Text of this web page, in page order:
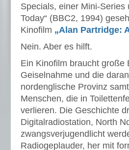
Specials, einer Mini-Series
Today“ (BBC2, 1994)
Kinofilm „Alan Partridge:
Nein. Aber es hilft.
Ein Kinofilm braucht große
Geiselnahme und die
nordenglische Provinz
Menschen, die in
verlieren. Die Geschichte
Digitalradiostation, North
zwangsverjugendlicht
Radiogeplauder, her mit